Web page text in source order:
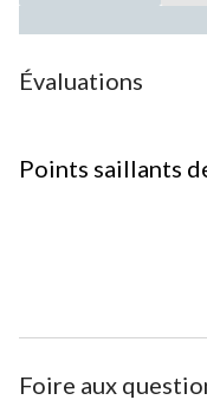
Évaluations
Points saillants
Foire aux